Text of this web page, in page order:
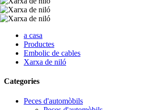
a casa
Productes
Embolic de cables
Xarxa de niló
Categories
Peces d'automòbils